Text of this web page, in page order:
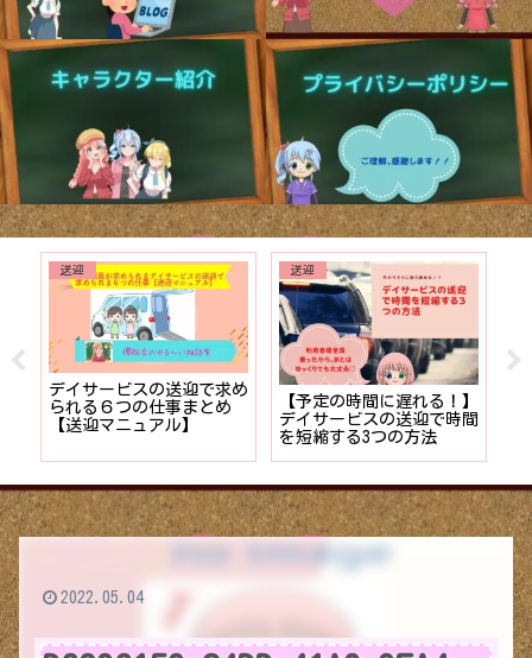
送迎
デイサービスの送迎で求め
られる６つの仕事まとめ
【送迎マニュアル】
送迎
【予定の時間に遅れる！】
デイサービスの送迎で時間
を短縮する3つの方法
2022.05.04